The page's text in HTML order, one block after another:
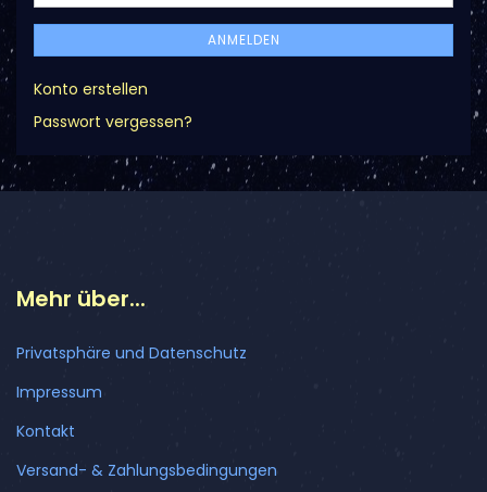
ANMELDEN
Konto erstellen
Passwort vergessen?
Mehr über...
Privatsphäre und Datenschutz
Impressum
Kontakt
Versand- & Zahlungsbedingungen